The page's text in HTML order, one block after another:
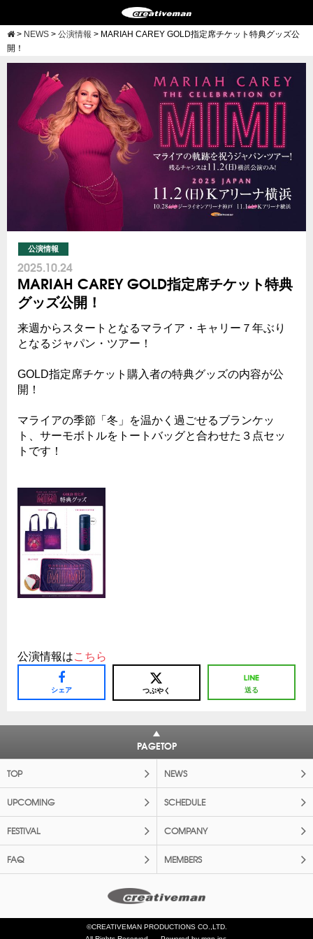
> NEWS > 公演情報 > MARIAH CAREY GOLD指定席チケット特典グッズ公
開！
公演情報
2025.10.24
MARIAH CAREY GOLD指定席チケット特典
グッズ公開！
来週からスタートとなるマライア・キャリー７年ぶり
となるジャパン・ツアー！
GOLD指定席チケット購入者の特典グッズの内容が公
開！
マライアの季節「冬」を温かく過ごせるブランケッ
ト、サーモボトルをトートバッグと合わせた３点セッ
トです！
公演情報はこちら
シェア つぶやく 送る
PAGETOP
TOP NEWS
UPCOMING SCHEDULE
FESTIVAL COMPANY
FAQ MEMBERS
©CREATIVEMAN PRODUCTIONS CO.,LTD.